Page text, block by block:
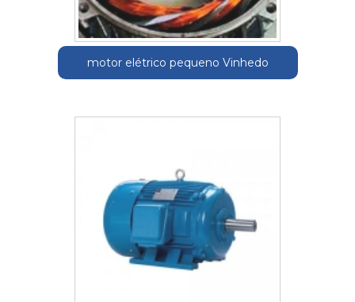
motor elétrico pequeno Vinhedo